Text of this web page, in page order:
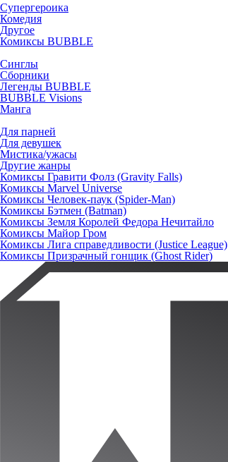
Супергероика
Комедия
Другое
Комиксы BUBBLE
Синглы
Сборники
Легенды BUBBLE
BUBBLE Visions
Манга
Для парней
Для девушек
Мистика/ужасы
Другие жанры
Комиксы Гравити Фолз (Gravity Falls)
Комиксы Marvel Universe
Комиксы Человек-паук (Spider-Man)
Комиксы Бэтмен (Batman)
Комиксы Земля Королей Федора Нечитайло
Комиксы Майор Гром
Комиксы Лига справедливости (Justice League)
Комиксы Призрачный гонщик (Ghost Rider)